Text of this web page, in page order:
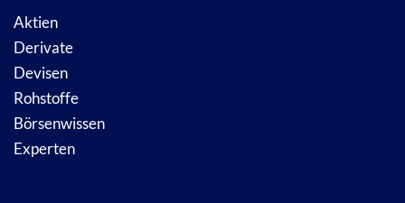
Aktien
Derivate
Devisen
Rohstoffe
Börsenwissen
Experten